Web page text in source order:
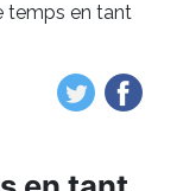
temps en tant